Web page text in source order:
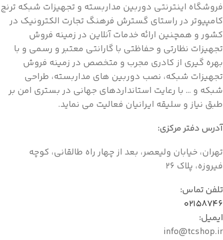
فروشگاه اینترنتی دوربین مداربسته و تجهیزات شبکه ترنج
کامپیوتر در راستای گسترش فرهنگ تجارت الکترونیک در
کشور و همچنین ارائه خدمات آنلاین در زمینه فروش
تجهیزات نظارتی و حفاظتی با گارانتی معتبر و رسمی و با
بهره گیری از کادری مجرب و متخصص در زمینه فروش
تجهیزات شبکه، نصب دوربین های مداربسته، طراحی
شبکه و … با رعایت استانداردهای جهانی در بستری امن بر
طبق نیاز و سلیقه ایرانیان فعالیت می نماید.
آدرس دفتر مرکزی:
تهران، خیابان ولیعصر، بعد از چهار راه طالقانی، کوچه
فیروزه، پلاک ۲۶
تلفن تماس:
۰۲۱۵۸۷۴۶
ایمیل:
info@tcshop.ir